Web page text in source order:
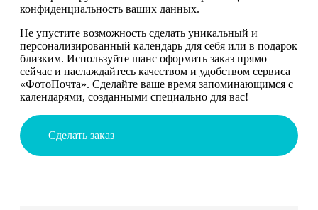
конфиденциальность ваших данных.
Не упустите возможность сделать уникальный и
персонализированный календарь для себя или в подарок
близким. Используйте шанс оформить заказ прямо
сейчас и наслаждайтесь качеством и удобством сервиса
«ФотоПочта». Сделайте ваше время запоминающимся с
календарями, созданными специально для вас!
Сделать заказ